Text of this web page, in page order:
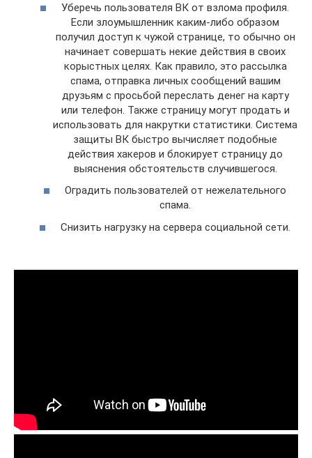
Уберечь пользователя ВК от взлома профиля.
Если злоумышленник каким-либо образом
получил доступ к чужой странице, то обычно он
начинает совершать некие действия в своих
корыстных целях. Как правило, это рассылка
спама, отправка личных сообщений вашим
друзьям с просьбой переслать денег на карту
или телефон. Также страницу могут продать и
использовать для накрутки статистики. Система
защиты ВК быстро вычисляет подобные
действия хакеров и блокирует страницу до
выяснения обстоятельств случившегося.
Оградить пользователей от нежелательного
спама.
Снизить нагрузку на сервера социальной сети.